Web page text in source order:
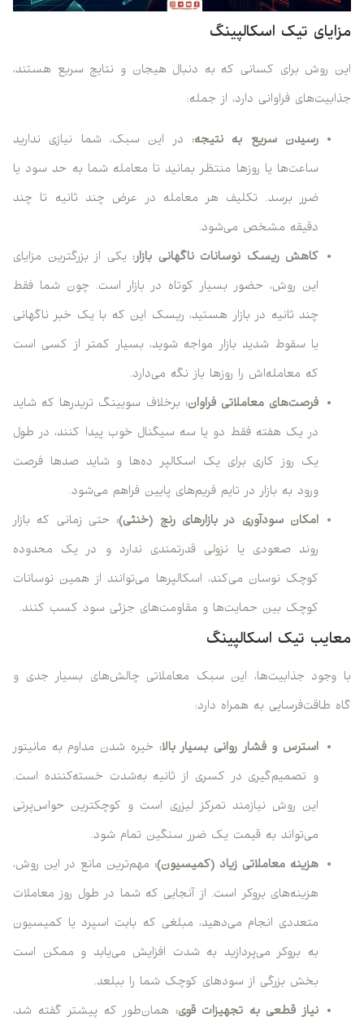
مزایای تیک اسکالپینگ
این روش برای کسانی که به دنبال هیجان و نتایج سریع هستند،
جذابیت‌های فراوانی دارد، از جمله:
رسیدن سریع به نتیجه: در این سبک، شما نیازی ندارید
ساعت‌ها یا روزها منتظر بمانید تا معامله شما به حد سود یا
ضرر برسد. تکلیف هر معامله در عرض چند ثانیه تا چند
دقیقه مشخص می‌شود.
کاهش ریسک نوسانات ناگهانی بازار: یکی از بزرگترین مزایای
این روش، حضور بسیار کوتاه در بازار است. چون شما فقط
چند ثانیه در بازار هستید، ریسک این که با یک خبر ناگهانی
یا سقوط شدید بازار مواجه شوید، بسیار کمتر از کسی است
که معامله‌اش را روزها باز نگه می‌دارد.
فرصت‌های معاملاتی فراوان: برخلاف سویینگ تریدرها که شاید
در یک هفته فقط دو یا سه سیگنال خوب پیدا کنند، در طول
یک روز کاری برای یک اسکالپر ده‌ها و شاید صدها فرصت
ورود به بازار در تایم فریم‌های پایین فراهم می‌شود.
امکان سودآوری در بازارهای رنج (خنثی): حتی زمانی که بازار
روند صعودی یا نزولی قدرتمندی ندارد و در یک محدوده
کوچک نوسان می‌کند، اسکالپرها می‌توانند از همین نوسانات
کوچک بین حمایت‌ها و مقاومت‌های جزئی سود کسب کنند.
معایب تیک اسکالپینگ
با وجود جذابیت‌ها، این سبک معاملاتی چالش‌های بسیار جدی و
گاه طاقت‌فرسایی به همراه دارد:
استرس و فشار روانی بسیار بالا: خیره شدن مداوم به مانیتور
و تصمیم‌گیری در کسری از ثانیه به‌شدت خسته‌کننده است.
این روش نیازمند تمرکز لیزری است و کوچکترین حواس‌پرتی
می‌تواند به قیمت یک ضرر سنگین تمام شود.
هزینه معاملاتی زیاد (کمیسیون): مهم‌ترین مانع در این روش،
هزینه‌های بروکر است. از آنجایی که شما در طول روز معاملات
متعددی انجام می‌دهید، مبلغی که بابت اسپرد یا کمیسیون
به بروکر می‌پردازید به شدت افزایش می‌یابد و ممکن است
بخش بزرگی از سودهای کوچک شما را ببلعد.
نیاز قطعی به تجهیزات قوی: همان‌طور که پیشتر گفته شد،